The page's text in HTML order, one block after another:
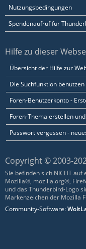
Nutzungsbedingungen
Spendenaufruf für
Hilfe zu dieser
Übersicht der Hilfe zur
Die Suchfunktion benutzen
Foren-Benutzerkonto -
Foren-Thema erstellen
Passwort vergessen -
Copyright © 2003-
Sie befinden sich NICHT
Mozilla®, mozilla.org®,
und das Thunderbird-Logo
Markenzeichen der Mozilla
Community-Software: